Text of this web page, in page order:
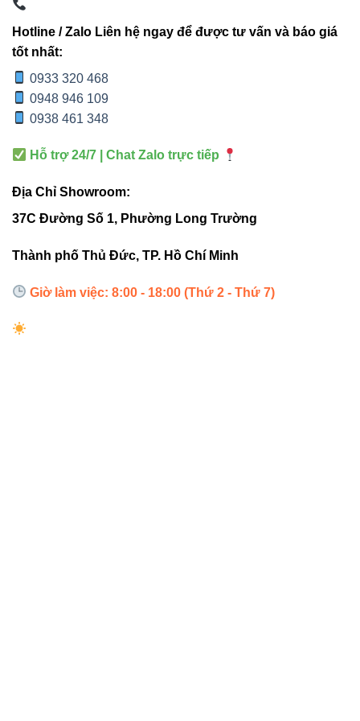
Chọn nhiệt độ màu
hàng
Lắp đặt cách đều: 1.2–1.5m giữa các đèn.
internal link hợp lý
Hotline / Zalo Liên hệ ngay để được tư vấn và báo giá
tốt nhất:
0933 320 468
0948 946 109
0938 461 348
Hỗ trợ 24/7 | Chat Zalo trực tiếp
Địa Chỉ Showroom:
37C Đường Số 1, Phường Long Trường
Thành phố Thủ Đức, TP. Hồ Chí Minh
Giờ làm việc: 8:00 - 18:00 (Thứ 2 - Thứ 7)